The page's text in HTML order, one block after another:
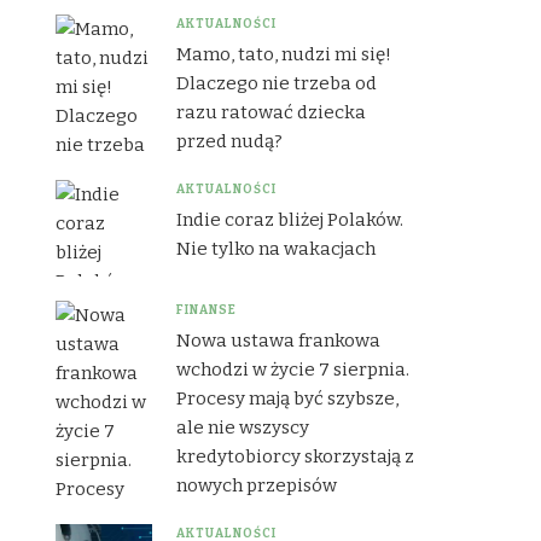
AKTUALNOŚCI
Mamo, tato, nudzi mi się!
Dlaczego nie trzeba od
razu ratować dziecka
przed nudą?
AKTUALNOŚCI
Indie coraz bliżej Polaków.
Nie tylko na wakacjach
FINANSE
Nowa ustawa frankowa
wchodzi w życie 7 sierpnia.
Procesy mają być szybsze,
ale nie wszyscy
kredytobiorcy skorzystają z
nowych przepisów
AKTUALNOŚCI